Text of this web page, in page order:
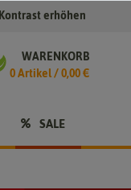
Kontrast erhöhen
WARENKORB
0Artikel /0,00 €
SALE